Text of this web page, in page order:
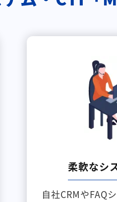
柔軟なシ
自社CRMやFAQ